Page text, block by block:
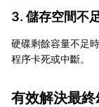
3. 儲存空間不
硬碟剩餘容量不足
程序卡死或中斷。
有效解決最